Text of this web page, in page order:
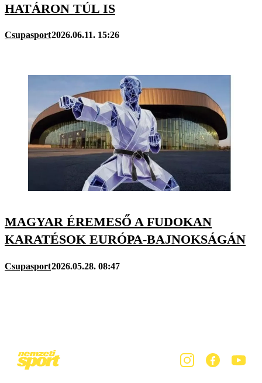
HATÁRON TÚL IS
Csupasport2026.06.11. 15:26
MAGYAR ÉREMESŐ A FUDOKAN
KARATÉSOK EURÓPA-BAJNOKSÁGÁN
Csupasport2026.05.28. 08:47